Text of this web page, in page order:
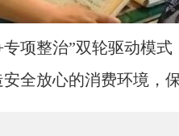
项整治”双轮驱动模
全放心的消费环境，